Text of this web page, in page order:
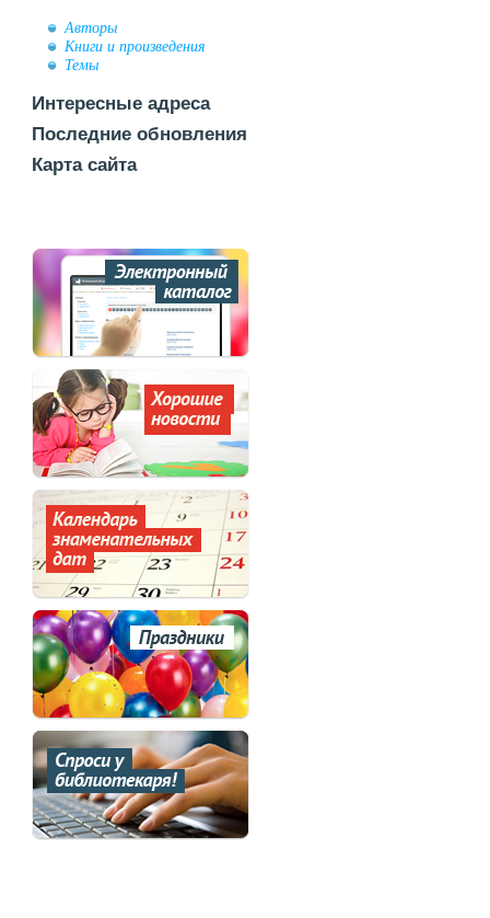
Авторы
Книги и произведения
Темы
Интересные адреса
Последние обновления
Карта сайта